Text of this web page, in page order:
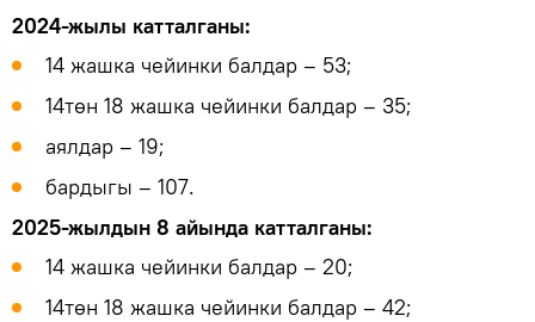
2024-жылы катталганы:
14 жашка чейинки балдар – 53;
14төн 18 жашка чейинки балдар – 35;
аялдар – 19;
бардыгы – 107.
2025-жылдын 8 айында катталганы:
14 жашка чейинки балдар – 20;
14төн 18 жашка чейинки балдар – 42;